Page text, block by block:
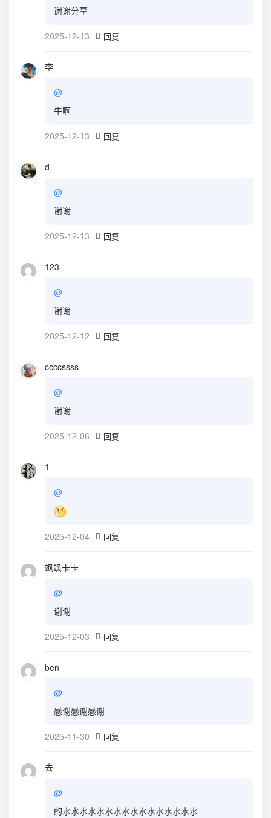
谢谢分享
2025-12-13 回复
李
@
牛啊
2025-12-13 回复
d
@
谢谢
2025-12-13 回复
123
@
谢谢
2025-12-12 回复
ccccssss
@
谢谢
2025-12-06 回复
1
@
2025-12-04 回复
飒飒卡卡
@
谢谢
2025-12-03 回复
ben
@
感谢感谢感谢
2025-11-30 回复
去
@
的水水水水水水水水水水水水水水水水